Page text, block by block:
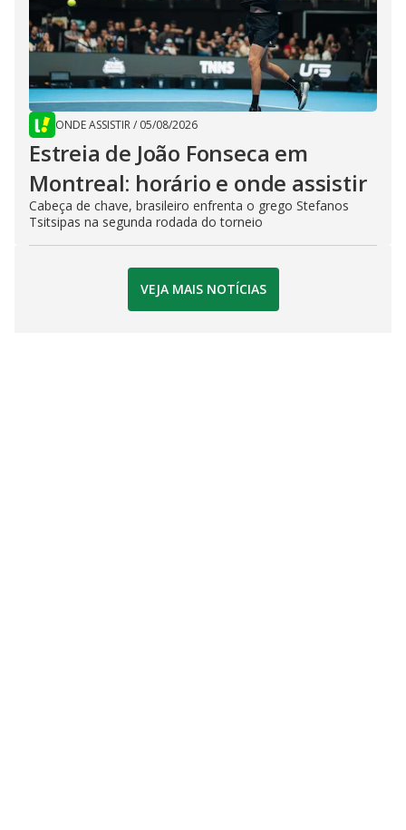
ONDE ASSISTIR/ 05/08/2026
Estreia de João Fonseca em
Montreal: horário e onde assistir
Cabeça de chave, brasileiro enfrenta o grego Stefanos
Tsitsipas na segunda rodada do torneio
VEJA MAIS NOTÍCIAS